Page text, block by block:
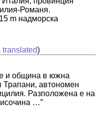
Романя.
m надморска
)
и община в южна
Трапани, автономен
Разположена е на
…”